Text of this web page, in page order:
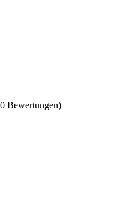
Bewertungen)